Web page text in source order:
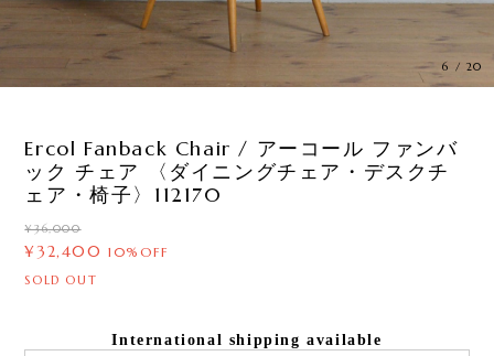
6 / 20
Ercol Fanback Chair / アーコール ファンバ
ック チェア 〈ダイニングチェア・デスクチ
ェア・椅子〉112170
¥36,000
¥32,400 10%OFF
SOLD OUT
International shipping available